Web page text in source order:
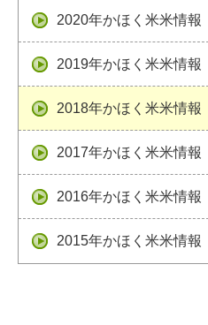
2020年かほく米米情報
2019年かほく米米情報
2018年かほく米米情報
2017年かほく米米情報
2016年かほく米米情報
2015年かほく米米情報